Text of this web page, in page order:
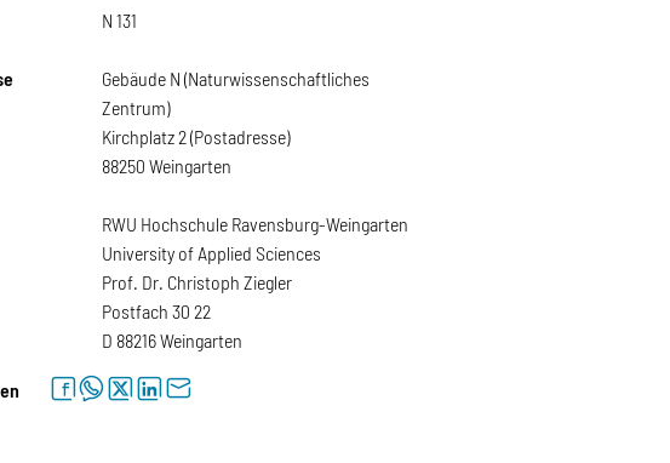
N 131
Gebäude N (Naturwissenschaftliches
Zentrum)
Kirchplatz 2 (Postadresse)
88250 Weingarten
RWU Hochschule Ravensburg-Weingarten
University of Applied Sciences
Prof. Dr. Christoph Ziegler
Postfach 30 22
D 88216 Weingarten
facebookwhatsapptwitterlinkedinletter